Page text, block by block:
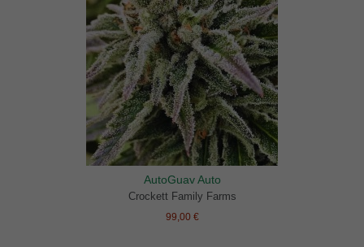
AutoGuav Auto
Crockett Family Farms
99,00 €